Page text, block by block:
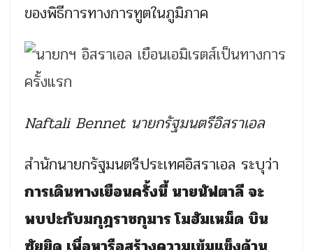
ของพิธีการทางการทูตในภูมิภาค
Naftali Bennet นายกรัฐมนตรีอิสราเอล
สำนักนายกรัฐมนตรีประเทศอิสราเอล ระบุว่า
การเดินทางเยือนครั้งนี้ นายนัฟตาลี จะ
พบปะกับมกุฎราชกุมาร โมฮัมเหม็ด บิน